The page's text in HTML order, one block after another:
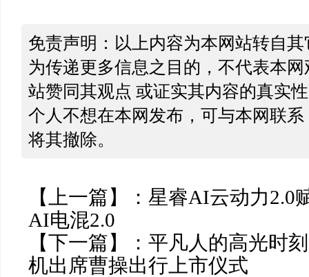
免责声明：以上内容为本网站转自
为传递更多信息之目的，不代表本
站赞同其观点 或证实其内容的真实
个人不想在本网发布，可与本网联
将其撤除。
【上一篇】： 星睿AI云动力2.0
AI电混2.0
【下一篇】： 平凡人的高光时
机出席曹操出行上市仪式